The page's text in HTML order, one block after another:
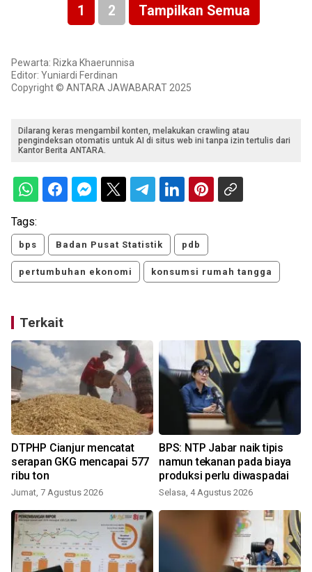
1 2 Tampilkan Semua
Pewarta: Rizka Khaerunnisa
Editor: Yuniardi Ferdinan
Copyright © ANTARA JAWABARAT 2025
Dilarang keras mengambil konten, melakukan crawling atau
pengindeksan otomatis untuk AI di situs web ini tanpa izin tertulis dari
Kantor Berita ANTARA.
Tags:
bps Badan Pusat Statistik pdb
pertumbuhan ekonomi konsumsi rumah tangga
Terkait
DTPHP Cianjur mencatat
serapan GKG mencapai 577
ribu ton
Jumat, 7 Agustus 2026
BPS: NTP Jabar naik tipis
namun tekanan pada biaya
produksi perlu diwaspadai
Selasa, 4 Agustus 2026